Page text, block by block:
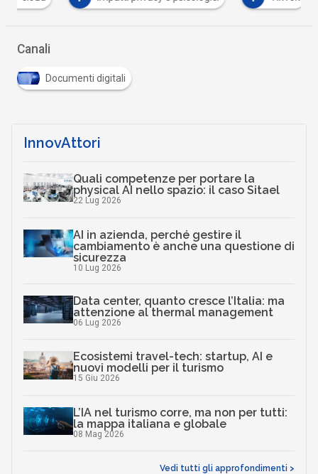
Canali
Documenti digitali
InnovAttori
Quali competenze per portare la
physical AI nello spazio: il caso Sitael
22 Lug 2026
AI in azienda, perché gestire il
cambiamento è anche una questione di
sicurezza
10 Lug 2026
Data center, quanto cresce l’Italia: ma
attenzione al thermal management
06 Lug 2026
Ecosistemi travel-tech: startup, AI e
nuovi modelli per il turismo
15 Giu 2026
L’IA nel turismo corre, ma non per tutti:
la mappa italiana e globale
08 Mag 2026
Vedi tutti gli approfondimenti >